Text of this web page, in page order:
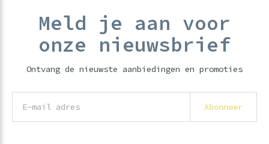
Meld je aan voor
onze nieuwsbrief
Ontvang de nieuwste aanbiedingen en promoties
Abonneer